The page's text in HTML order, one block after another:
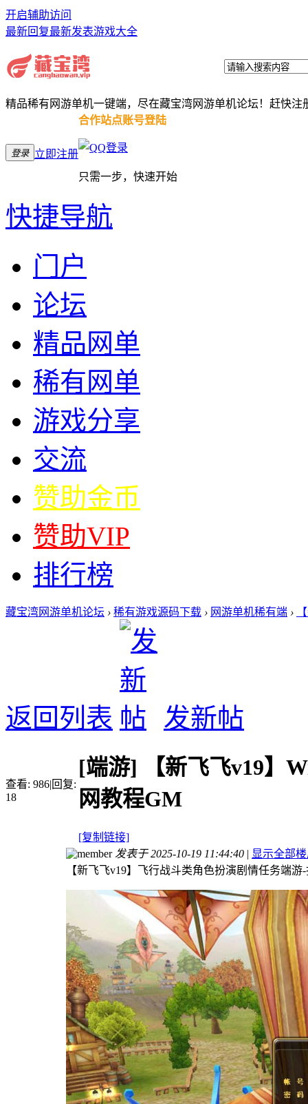
开启辅助访问
最新回复最新发表游戏大全
精品稀有网游单机一键端，尽在藏宝湾网游单机论坛！赶快注
登录 立即注册
合作站点账号登陆
只需一步，快速开始
快捷导航
门户
论坛
精品网单
稀有网单
游戏分享
交流
赞助金币
赞助VIP
排行榜
藏宝湾网游单机论坛 › 稀有游戏源码下载 › 网游单机稀有端 ›
返回列表 发新帖
查看: 986|回复:
18
[端游]
【新飞飞v19】
网教程GM
[复制链接]
发表于 2025-10-19 11:44:40 | 显示全部
【新飞飞v19】飞行战斗类角色扮演剧情任务端